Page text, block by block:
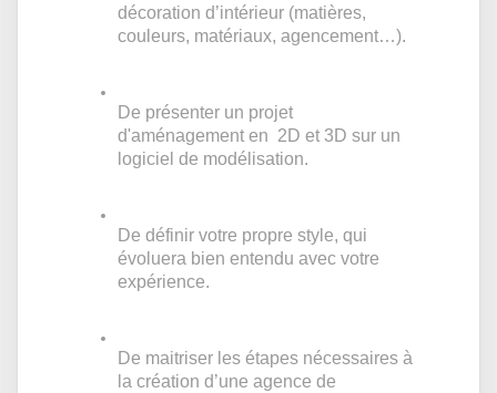
décoration d’intérieur (matières,
couleurs, matériaux, agencement…).
De présenter un projet
d'aménagement en 2D et 3D sur un
logiciel de modélisation.
De définir votre propre style, qui
évoluera bien entendu avec votre
expérience.
De maitriser les étapes nécessaires à
la création d’une agence de